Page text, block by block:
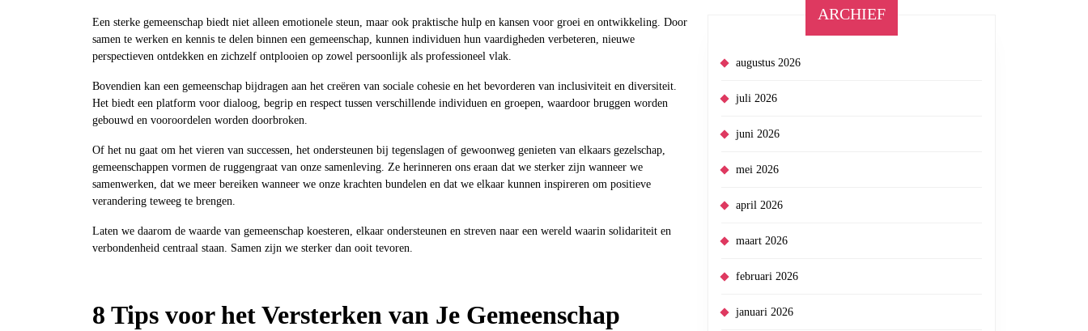
Een sterke gemeenschap biedt niet alleen emotionele steun, maar ook praktische hulp en kansen voor groei en ontwikkeling. Door
samen te werken en kennis te delen binnen een gemeenschap, kunnen individuen hun vaardigheden verbeteren, nieuwe
perspectieven ontdekken en zichzelf ontplooien op zowel persoonlijk als professioneel vlak.
Bovendien kan een gemeenschap bijdragen aan het creëren van sociale cohesie en het bevorderen van inclusiviteit en diversiteit.
Het biedt een platform voor dialoog, begrip en respect tussen verschillende individuen en groepen, waardoor bruggen worden
gebouwd en vooroordelen worden doorbroken.
Of het nu gaat om het vieren van successen, het ondersteunen bij tegenslagen of gewoonweg genieten van elkaars gezelschap,
gemeenschappen vormen de ruggengraat van onze samenleving. Ze herinneren ons eraan dat we sterker zijn wanneer we
samenwerken, dat we meer bereiken wanneer we onze krachten bundelen en dat we elkaar kunnen inspireren om positieve
verandering teweeg te brengen.
Laten we daarom de waarde van gemeenschap koesteren, elkaar ondersteunen en streven naar een wereld waarin solidariteit en
verbondenheid centraal staan. Samen zijn we sterker dan ooit tevoren.
8 Tips voor het Versterken van Je Gemeenschap
ARCHIEF
augustus 2026
juli 2026
juni 2026
mei 2026
april 2026
maart 2026
februari 2026
januari 2026